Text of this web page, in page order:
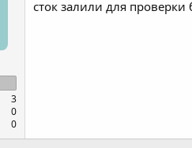
3
0
0
сток залили для проверки